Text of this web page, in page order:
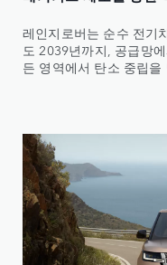
레인지로버는 순수 전기
도 2039년까지, 공급망
든 영역에서 탄소 중립